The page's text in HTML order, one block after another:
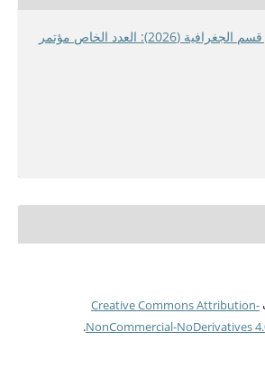
مجلد 16 عدد مؤتمر قسم الجغرافية (2026): العدد الخاص مؤتمر
Creative Commons Attribution-
NonCommercial-NoDerivatives
.